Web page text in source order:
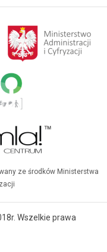
ze środków Ministerstwa
Wszelkie prawa